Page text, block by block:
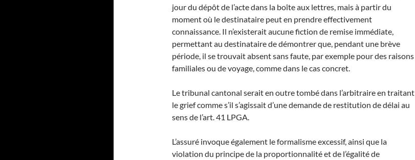
jour du dépôt de l’acte dans la boîte aux lettres, mais à partir du
moment où le destinataire peut en prendre effectivement
connaissance. Il n’existerait aucune fiction de remise immédiate,
permettant au destinataire de démontrer que, pendant une brève
période, il se trouvait absent sans faute, par exemple pour des raisons
familiales ou de voyage, comme dans le cas concret.
Le tribunal cantonal serait en outre tombé dans l’arbitraire en traitant
le grief comme s’il s’agissait d’une demande de restitution de délai au
sens de l’art. 41 LPGA.
L’assuré invoque également le formalisme excessif, ainsi que la
violation du principe de la proportionnalité et de l’égalité de